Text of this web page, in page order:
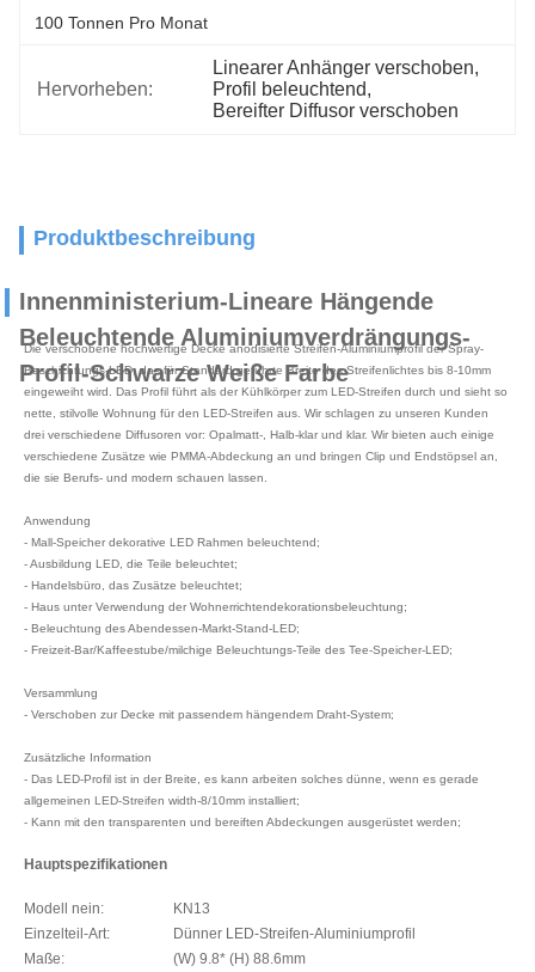
100 Tonnen Pro Monat
Hervorheben:
Linearer Anhänger verschoben,
Profil beleuchtend,
Bereifter Diffusor verschoben
Produktbeschreibung
Innenministerium-Lineare Hängende
Beleuchtende Aluminiumverdrängungs-
Profil-Schwarze Weiße Farbe
Die verschobene hochwertige Decke anodisierte Streifen-Aluminiumprofil der Spray-
Beschichtungs-LED, das für Standard geführte Breite des Streifenlichtes bis 8-10mm
eingeweiht wird. Das Profil führt als der Kühlkörper zum LED-Streifen durch und sieht so
nette, stilvolle Wohnung für den LED-Streifen aus. Wir schlagen zu unseren Kunden
drei verschiedene Diffusoren vor: Opalmatt-, Halb-klar und klar. Wir bieten auch einige
verschiedene Zusätze wie PMMA-Abdeckung an und bringen Clip und Endstöpsel an,
die sie Berufs- und modern schauen lassen.
Anwendung
- Mall-Speicher dekorative LED Rahmen beleuchtend;
- Ausbildung LED, die Teile beleuchtet;
- Handelsbüro, das Zusätze beleuchtet;
- Haus unter Verwendung der Wohnerrichtendekorationsbeleuchtung;
- Beleuchtung des Abendessen-Markt-Stand-LED;
- Freizeit-Bar/Kaffeestube/milchige Beleuchtungs-Teile des Tee-Speicher-LED;
Versammlung
- Verschoben zur Decke mit passendem hängendem Draht-System;
Zusätzliche Information
- Das LED-Profil ist in der Breite, es kann arbeiten solches dünne, wenn es gerade
allgemeinen LED-Streifen width-8/10mm installiert;
- Kann mit den transparenten und bereiften Abdeckungen ausgerüstet werden;
Hauptspezifikationen
Modell nein:
KN13
Einzelteil-Art:
Dünner LED-Streifen-Aluminiumprofil
Maße:
(W) 9.8* (H) 88.6mm